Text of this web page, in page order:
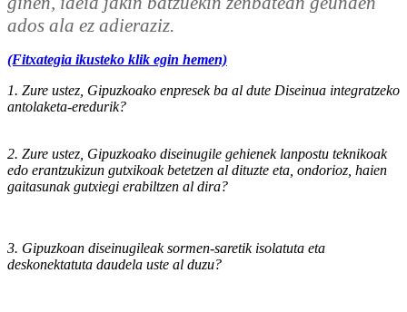
ados ala ez adieraziz.
(Fitxategia ikusteko klik egin hemen)
1. Zure ustez, Gipuzkoako enpresek ba al dute Diseinua integratzeko
antolaketa-eredurik?
2. Zure ustez, Gipuzkoako diseinugile gehienek lanpostu teknikoak
edo erantzukizun gutxikoak betetzen al dituzte eta, ondorioz, haien
gaitasunak gutxiegi erabiltzen al dira?
3. Gipuzkoan diseinugileak sormen-saretik isolatuta eta
deskonektatuta daudela uste al duzu?